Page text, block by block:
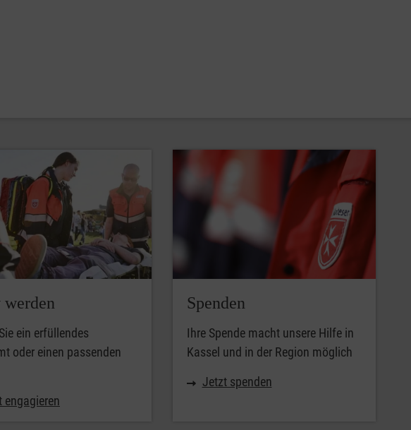
ein erfüllendes
oder einen passenden
engagieren
Spenden
Ihre Spende macht unsere Hilfe in
Kassel und in der Region möglich
Jetzt spenden